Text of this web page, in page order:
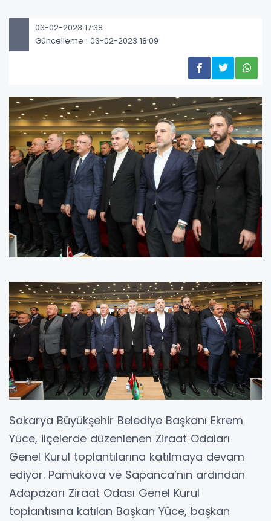
03-02-2023 17:38
Güncelleme : 03-02-2023 18:09
Sakarya Büyükşehir Belediye Başkanı Ekrem
Yüce, ilçelerde düzenlenen Ziraat Odaları
Genel Kurul toplantılarına katılmaya devam
ediyor. Pamukova ve Sapanca’nın ardından
Adapazarı Ziraat Odası Genel Kurul
toplantısına katılan Başkan Yüce, başkan